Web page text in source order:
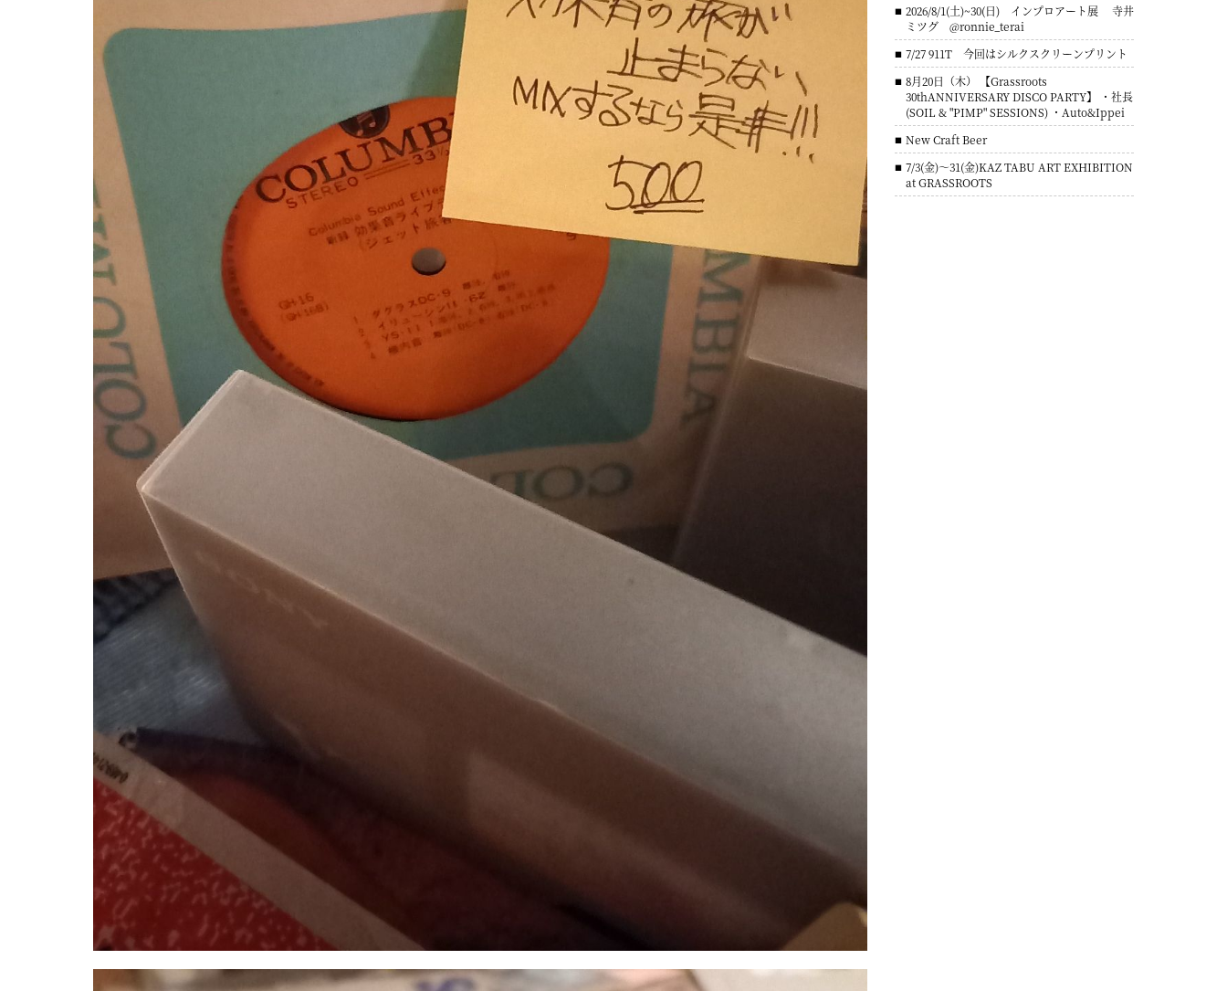
2026/8/1(土)~30(日) インプロアート展 寺井
ミツグ @ronnie_terai
7/27 911T 今回はシルクスクリーンプリント
8月20日（木） 【Grassroots
30thANNIVERSARY DISCO PARTY】 ・社長
(SOIL & "PIMP" SESSIONS) ・Auto&Ippei
New Craft Beer
7/3(金)～31(金)KAZ TABU ART EXHIBITION
at GRASSROOTS